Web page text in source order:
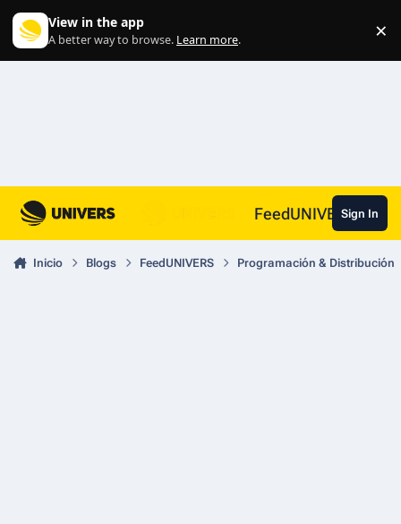
View in the app
A better way to browse. Learn more. ×
FeedUNIVERSSign In
Inicio Blogs FeedUNIVERS Programación & Distribución